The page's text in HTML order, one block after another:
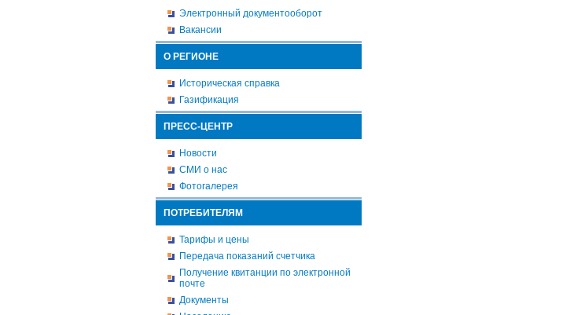
Электронный документооборот
Вакансии
О РЕГИОНЕ
Историческая справка
Газификация
ПРЕСС-ЦЕНТР
Новости
СМИ о нас
Фотогалерея
ПОТРЕБИТЕЛЯМ
Тарифы и цены
Передача показаний счетчика
Получение квитанции по электронной
почте
Документы